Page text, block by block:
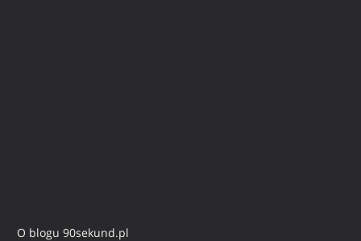
O blogu 90sekund.pl